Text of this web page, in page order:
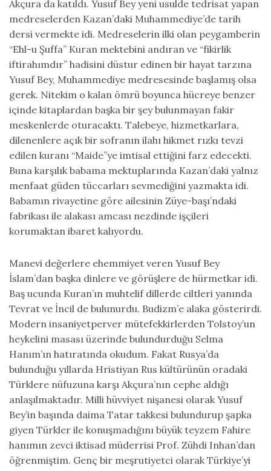
Akçura da katıldı. Yusuf Bey yeni usulde tedrisat yapan
medreselerden Kazan’daki Muhammediye’de tarih
dersi vermekte idi. Medreselerin ilki olan peygamberin
“Ehl-u Şuffa” Kuran mektebini andıran ve “fikirlik
iftirahımdır” hadisini düstur edinen bir hayat tarzına
Yusuf Bey, Muhammediye medresesinde başlamış olsa
gerek. Nitekim o kalan ömrü boyunca hücreye benzer
içinde kitaplardan başka bir şey bulunmayan fakir
meskenlerde oturacaktı. Talebeye, hizmetkarlara,
dilenenlere açık bir sofranın ilahı hikmet rızkı tevzi
edilen kuranı “Maide”ye imtisal ettiğini farz edecekti.
Buna karşılık babama mektuplarında Kazan’daki yalnız
menfaat güden tüccarları sevmediğini yazmakta idi.
Babamın rivayetine göre ailesinin Züye-başı’ndaki
fabrikası ile alakası amcası nezdinde işçileri
korumaktan ibaret kalıyordu.
Manevi değerlere ehemmiyet veren Yusuf Bey
İslam’dan başka dinlere ve görüşlere de hürmetkar idi.
Baş ucunda Kuran’ın muhtelif dillerde ciltleri yanında
Tevrat ve İncil de bulunurdu. Budizm’e alaka gösterirdi.
Modern insaniyetperver mütefekkirlerden Tolstoy’un
heykelini masası üzerinde bulundurduğu Selma
Hanım’ın hatıratında okudum. Fakat Rusya’da
bulunduğu yıllarda Hristiyan Rus kültürünün oradaki
Türklere nüfuzuna karşı Akçura’nın cephe aldığı
anlaşılmaktadır. Milli hüvviyet nişanesi olarak Yusuf
Bey’in başında daima Tatar takkesi bulundurup şapka
giyen Türkler ile konuşmadığını büyük teyzem Fahire
hanımın zevci iktisad müderrisi Prof. Zühdi Inhan’dan
öğrenmiştim. Genç bir meşrutiyetci olarak Türkiye’yi